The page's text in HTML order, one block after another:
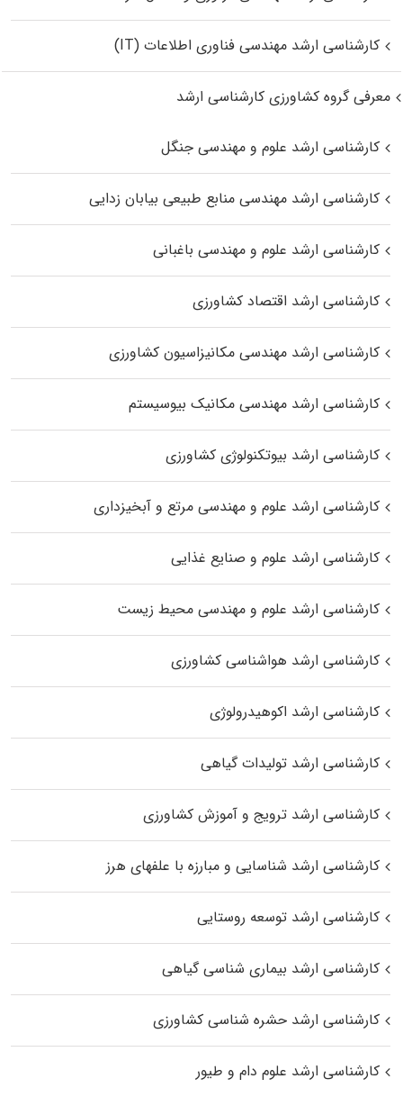
کارشناسی ارشد مهندسی فناوری اطلاعات (IT)
معرفی گروه کشاورزی کارشناسی ارشد
کارشناسی ارشد علوم و مهندسی جنگل
کارشناسی ارشد مهندسی منابع طبیعی بیابان زدایی
کارشناسی ارشد علوم و مهندسی باغبانی
کارشناسی ارشد اقتصاد کشاورزی
کارشناسی ارشد مهندسی مکانیزاسیون کشاورزی
کارشناسی ارشد مهندسی مکانیک بیوسیستم
کارشناسی ارشد بیوتکنولوژی کشاورزی
کارشناسی ارشد علوم و مهندسی مرتع و آبخیزداری
کارشناسی ارشد علوم و صنایع غذایی
کارشناسی ارشد علوم و مهندسی محیط زیست
کارشناسی ارشد هواشناسی کشاورزی
کارشناسی ارشد اکوهیدرولوژی
کارشناسی ارشد تولیدات گیاهی
کارشناسی ارشد ترویج و آموزش کشاورزی
کارشناسی ارشد شناسایی و مبارزه با علفهای هرز
کارشناسی ارشد توسعه روستایی
کارشناسی ارشد بیماری‌ شناسی گیاهی
کارشناسی ارشد حشره‌ شناسی کشاورزی
کارشناسی ارشد علوم دام و طیور